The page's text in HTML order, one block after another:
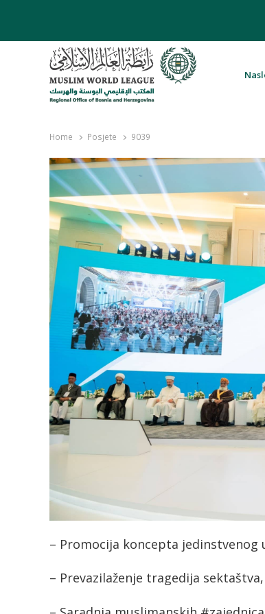
Home Posjete 9039
– Promocija koncepta jedinstvenog
– Prevazilaženje tragedija sektaštva,